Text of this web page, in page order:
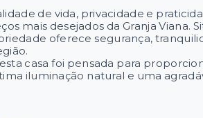
de vida, privacidade e
mais desejados da Granja Viana.
oferece segurança,
casa foi pensada para
iluminação natural e uma